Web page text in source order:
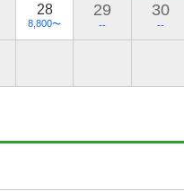
28
8,800〜
29
--
30
--